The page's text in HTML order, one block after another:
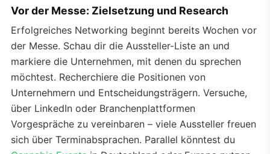
Vor der Messe: Zielsetzung und Research
Erfolgreiches Networking beginnt bereits Wochen vor
der Messe. Schau dir die Aussteller-Liste an und
markiere die Unternehmen, mit denen du sprechen
möchtest. Recherchiere die Positionen von
Unternehmern und Entscheidungsträgern. Versuche,
über LinkedIn oder Branchenplattformen
Vorgespräche zu vereinbaren – viele Aussteller freuen
sich über Terminabsprachen. Parallel könntest du